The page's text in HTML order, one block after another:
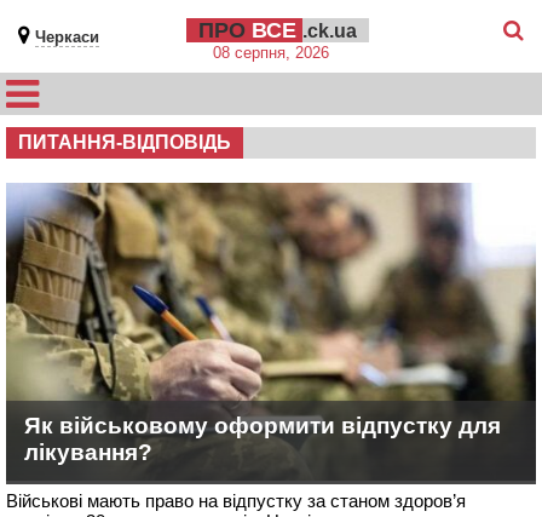
Черкаси ПРО ВСЕ .ck.ua
08 серпня, 2026
ПИТАННЯ-ВІДПОВІДЬ
Як військовому оформити відпустку для
лікування?
Військові мають право на відпустку за станом здоров’я